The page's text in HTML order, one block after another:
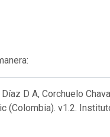
D A, Corchuelo
v1.2.